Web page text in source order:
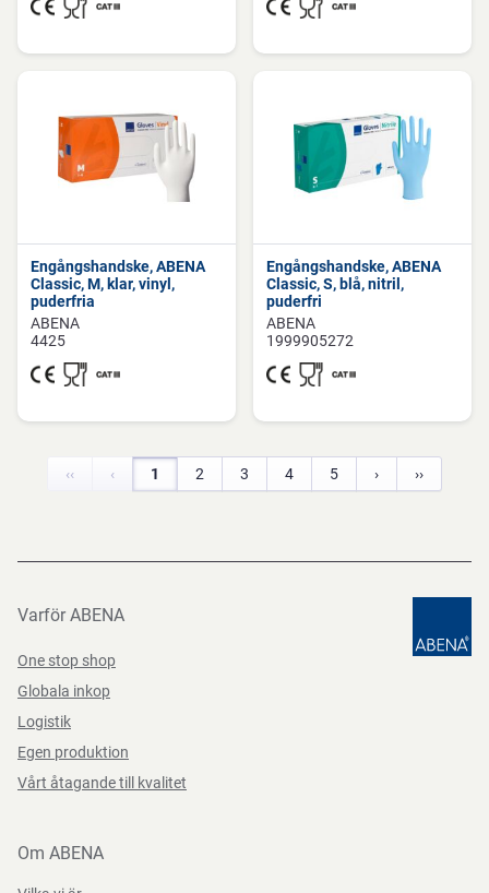
Engångshandske, ABENA
Classic, M, klar, vinyl,
puderfria
ABENA
4425
Engångshandske, ABENA
Classic, S, blå, nitril,
puderfri
ABENA
1999905272
‹‹ ‹ 1 2 3 4 5 › ››
Varför ABENA
One stop shop
Globala inkop
Logistik
Egen produktion
Vårt åtagande till kvalitet
Om ABENA